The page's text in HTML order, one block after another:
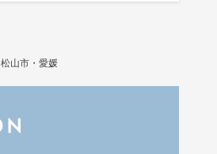
松山市・愛媛